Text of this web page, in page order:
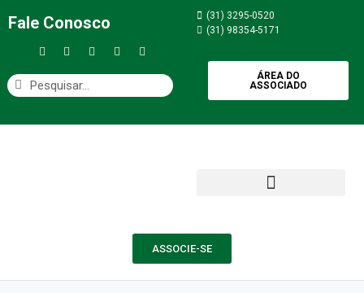
Fale Conosco
(31) 3295-0520
(31) 98354-5171
ÁREA DO
ASSOCIADO
ASSOCIE-SE